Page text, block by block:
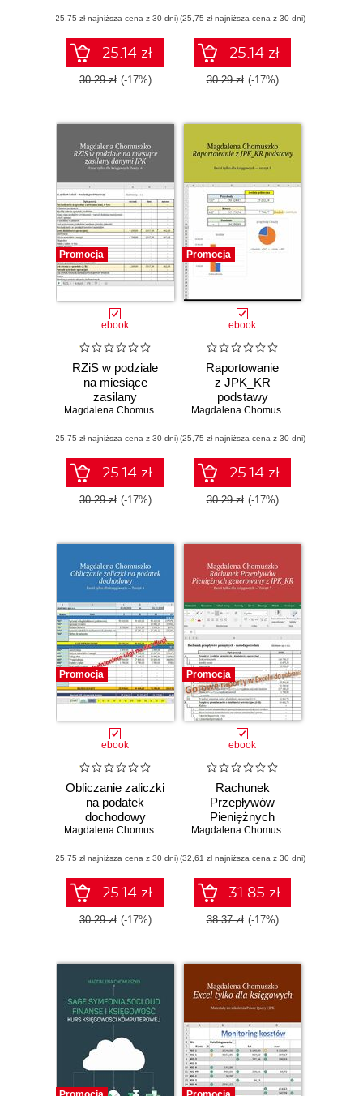
(25,75 zł najniższa cena z 30 dni)
25.14 zł
30.29 zł (-17%)
(25,75 zł najniższa cena z 30 dni)
25.14 zł
30.29 zł (-17%)
Promocja
ebook
RZiS w podziale
na miesiące
zasilany
danymi JPK
Magdalena Chomuszko
(25,75 zł najniższa cena z 30 dni)
25.14 zł
30.29 zł (-17%)
Promocja
ebook
Raportowanie
z JPK_KR
podstawy
Magdalena Chomuszko
(25,75 zł najniższa cena z 30 dni)
25.14 zł
30.29 zł (-17%)
Promocja
ebook
Obliczanie zaliczki
na podatek
dochodowy
Magdalena Chomuszko
(25,75 zł najniższa cena z 30 dni)
25.14 zł
30.29 zł (-17%)
Promocja
ebook
Rachunek
Przepływów
Pieniężnych
generowany
Magdalena Chomuszko
(32,61 zł najniższa cena z 30 dni)
31.85 zł
38.37 zł (-17%)